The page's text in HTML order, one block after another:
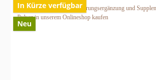
In Kürze verfügbar
Neu